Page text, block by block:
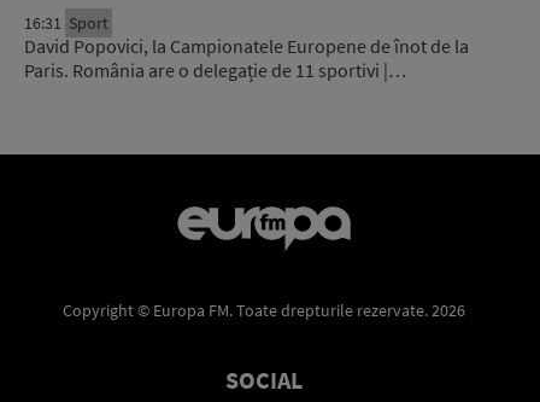
16:31 Sport
David Popovici, la Campionatele Europene de înot de la
Paris. România are o delegație de 11 sportivi |…
Copyright © Europa FM. Toate drepturile rezervate. 2026
SOCIAL